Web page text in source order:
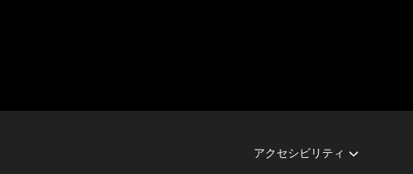
アクセシビリティ